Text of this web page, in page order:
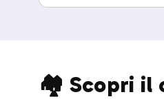
🏘️ Scopri il